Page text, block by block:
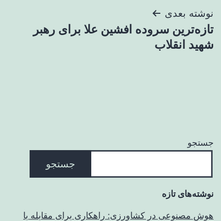
نوشته بعدی
تازه‌ترین سروده افشین علا برای رهبر
شهید انقلاب
جستجو
جستجو
نوشته‌های تازه
هوش مصنوعی در کشاورزی: راهکاری برای مقابله با